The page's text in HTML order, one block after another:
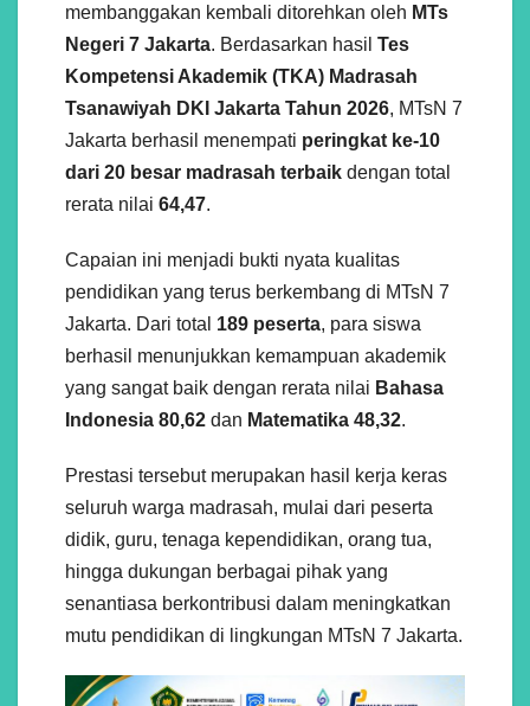
membanggakan kembali ditorehkan oleh MTs
Negeri 7 Jakarta. Berdasarkan hasil Tes
Kompetensi Akademik (TKA) Madrasah
Tsanawiyah DKI Jakarta Tahun 2026, MTsN 7
Jakarta berhasil menempati peringkat ke-10
dari 20 besar madrasah terbaik dengan total
rerata nilai 64,47.
Capaian ini menjadi bukti nyata kualitas
pendidikan yang terus berkembang di MTsN 7
Jakarta. Dari total 189 peserta, para siswa
berhasil menunjukkan kemampuan akademik
yang sangat baik dengan rerata nilai Bahasa
Indonesia 80,62 dan Matematika 48,32.
Prestasi tersebut merupakan hasil kerja keras
seluruh warga madrasah, mulai dari peserta
didik, guru, tenaga kependidikan, orang tua,
hingga dukungan berbagai pihak yang
senantiasa berkontribusi dalam meningkatkan
mutu pendidikan di lingkungan MTsN 7 Jakarta.